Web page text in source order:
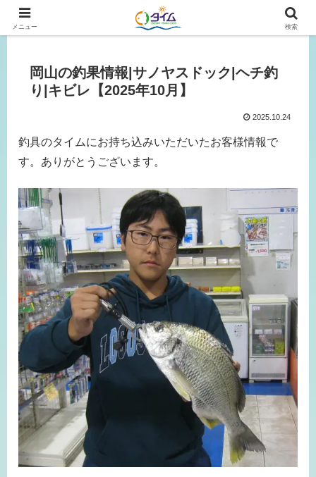
広島、岡山の釣り情報はタイムにおまかせ！
岡山の釣果情報|サノヤスドック|ヘチ釣
り|キビレ【2025年10月】
2025.10.24
釣具のタイムにお持ち込みいただいたお客様情報で
す。ありがとうございます。
メニュー 検索